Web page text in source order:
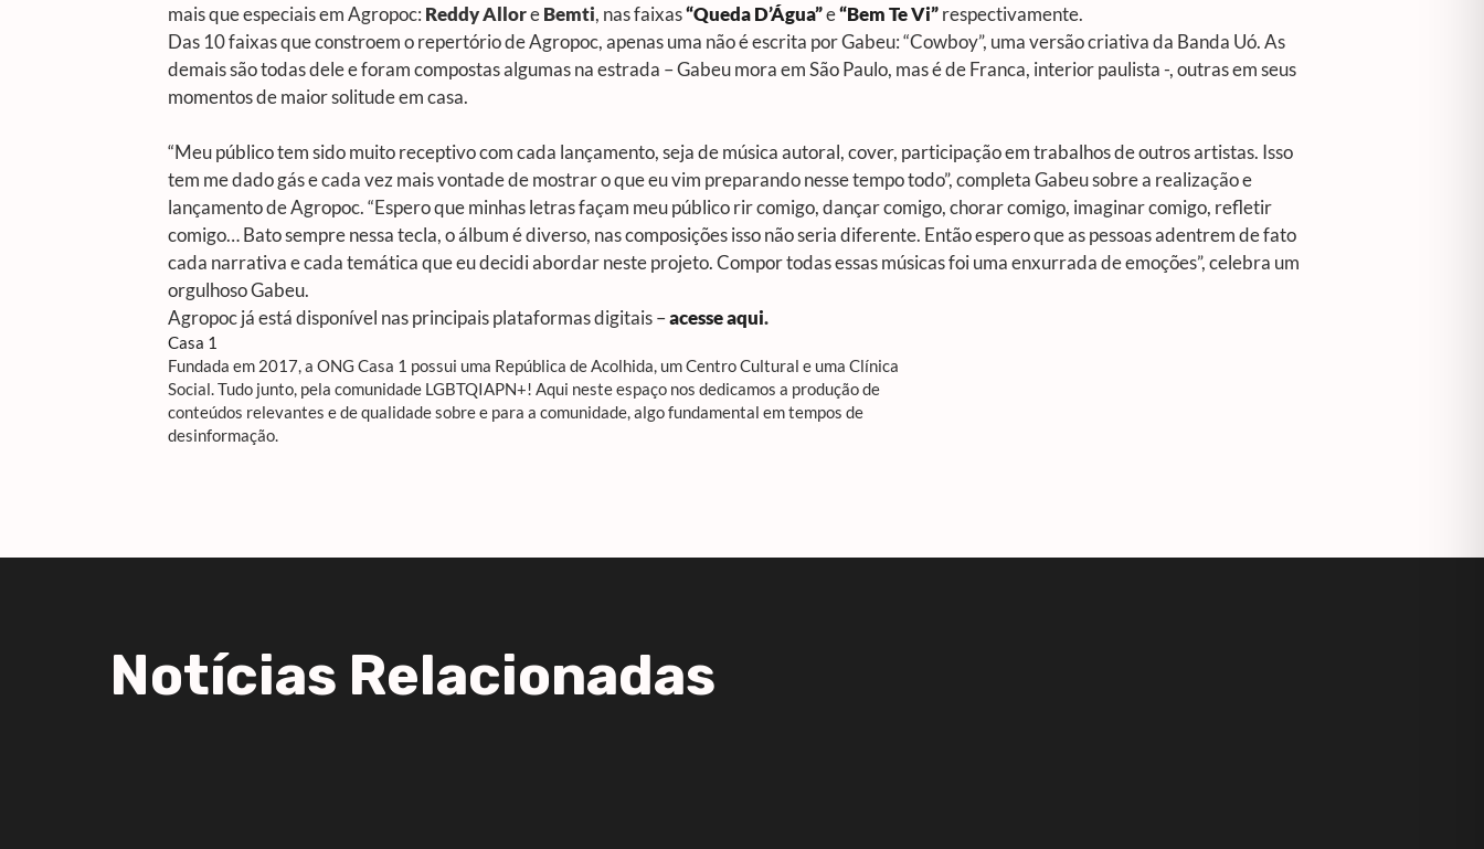
mais que especiais emAgropoc: Reddy AlloreBemti, nas faixas“Queda D’Água”e“Bem Te Vi”respectivamente.
Das 10 faixas que constroem o repertório deAgropoc, apenas uma não é escrita por Gabeu: “Cowboy”, uma versão criativa da Banda Uó. As
demais são todas dele e foram compostas algumas na estrada – Gabeu mora em São Paulo, mas é de Franca, interior paulista -, outras em seus
momentos de maior solitude em casa.
“Meu público tem sido muito receptivo com cada lançamento, seja de música autoral, cover, participação em trabalhos de outros artistas. Isso
tem me dado gás e cada vez mais vontade de mostrar o que eu vim preparando nesse tempo todo”, completa Gabeu sobre a realização e
lançamento deAgropoc.“Espero que minhas letras façam meu público rir comigo, dançar comigo, chorar comigo, imaginar comigo, refletir
comigo… Bato sempre nessa tecla, o álbum é diverso, nas composições isso não seria diferente. Então espero que as pessoas adentrem de fato
cada narrativa e cada temática que eu decidi abordar neste projeto. Compor todas essas músicas foi uma enxurrada de emoções”, celebra um
orgulhoso Gabeu.
Agropocjá está disponível nas principais plataformas digitais –acesse aqui.
Casa 1
Fundada em 2017, a ONG Casa 1 possui uma República de Acolhida, um Centro Cultural e uma Clínica
Social. Tudo junto, pela comunidade LGBTQIAPN+! Aqui neste espaço nos dedicamos a produção de
conteúdos relevantes e de qualidade sobre e para a comunidade, algo fundamental em tempos de
desinformação.
Notícias Relacionadas